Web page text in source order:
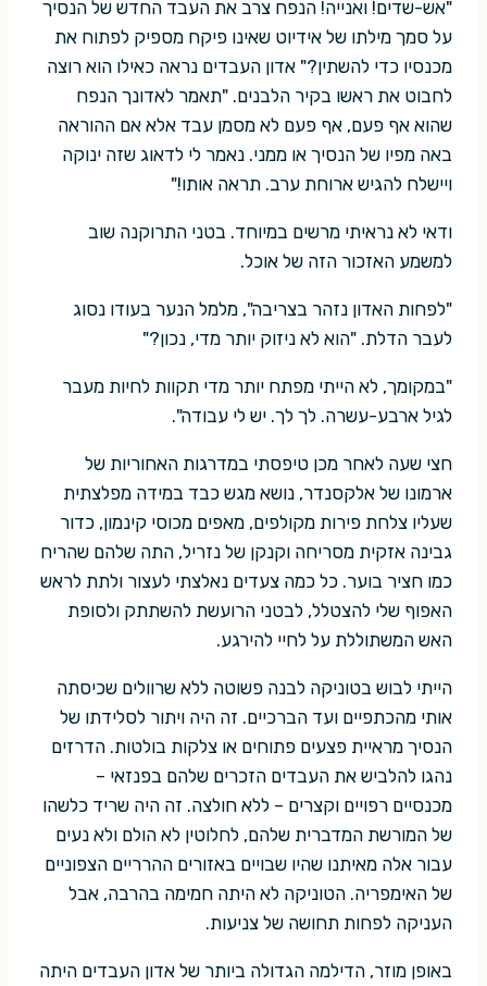
"אש-שדים! ואנייה! הנפח צרב את העבד החדש של הנסיך
על סמך מילתו של אידיוט שאינו פיקח מספיק לפתוח את
מכנסיו כדי להשתין?" אדון העבדים נראה כאילו הוא רוצה
לחבוט את ראשו בקיר הלבנים. "תאמר לאדונך הנפח
שהוא אף פעם, אף פעם לא מסמן עבד אלא אם ההוראה
באה מפיו של הנסיך או ממני. נאמר לי לדאוג שזה ינוקה
ויישלח להגיש ארוחת ערב. תראה אותו!"
ודאי לא נראיתי מרשים במיוחד. בטני התרוקנה שוב
למשמע האזכור הזה של אוכל.
"לפחות האדון נזהר בצריבה", מלמל הנער בעודו נסוג
לעבר הדלת. "הוא לא ניזוק יותר מדי, נכון?"
"במקומך, לא הייתי מפתח יותר מדי תקוות לחיות מעבר
לגיל ארבע-עשרה. לך לך. יש לי עבודה".
חצי שעה לאחר מכן טיפסתי במדרגות האחוריות של
ארמונו של אלקסנדר, נושא מגש כבד במידה מפלצתית
שעליו צלחת פירות מקולפים, מאפים מכוסי קינמון, כדור
גבינה אזקית מסריחה וקנקן של נזריל, התה שלהם שהריח
כמו חציר בוער. כל כמה צעדים נאלצתי לעצור ולתת לראש
האפוף שלי להצטלל, לבטני הרועשת להשתתק ולסופת
האש המשתוללת על לחיי להירגע.
הייתי לבוש בטוניקה לבנה פשוטה ללא שרוולים שכיסתה
אותי מהכתפיים ועד הברכיים. זה היה ויתור לסלידתו של
הנסיך מראיית פצעים פתוחים או צלקות בולטות. הדרזים
נהגו להלביש את העבדים הזכרים שלהם בפנזאי –
מכנסיים רפויים וקצרים – ללא חולצה. זה היה שריד כלשהו
של המורשת המדברית שלהם, לחלוטין לא הולם ולא נעים
עבור אלה מאיתנו שהיו שבויים באזורים ההרריים הצפוניים
של האימפריה. הטוניקה לא היתה חמימה בהרבה, אבל
העניקה לפחות תחושה של צניעות.
באופן מוזר, הדילמה הגדולה ביותר של אדון העבדים היתה